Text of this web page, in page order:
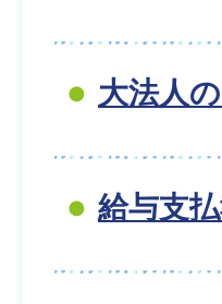
大法人
給与支